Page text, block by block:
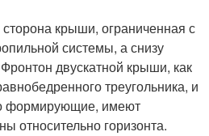
крыши, ограниченная с
системы, а снизу
двускатной крыши, как
треугольника, и
формирующие, имеют
относительно горизонта.